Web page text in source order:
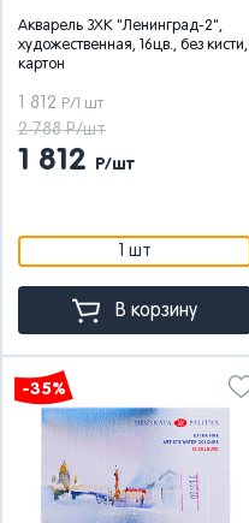
Акварель ЗХК "Ленинград-2",
художественная, 16цв., без кисти,
картон
1 812 Р/1 шт
2 788 Р/шт
1 812 Р/шт
1 шт
В корзину
-35%